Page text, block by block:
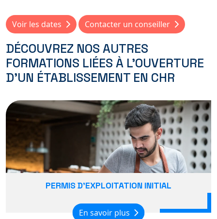
Voir les dates Contacter un conseiller
DÉCOUVREZ NOS AUTRES
FORMATIONS LIÉES À L'OUVERTURE
D'UN ÉTABLISSEMENT EN CHR
PERMIS D'EXPLOITATION INITIAL
En savoir plus